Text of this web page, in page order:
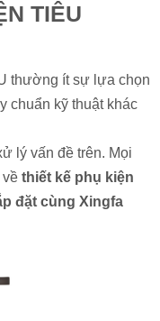
TIÊU
thường ít sự lựa chọn
chuẩn kỹ thuật khác
lý vấn đề trên. Mọi
về thiết kế phụ kiện
đặt cùng Xingfa